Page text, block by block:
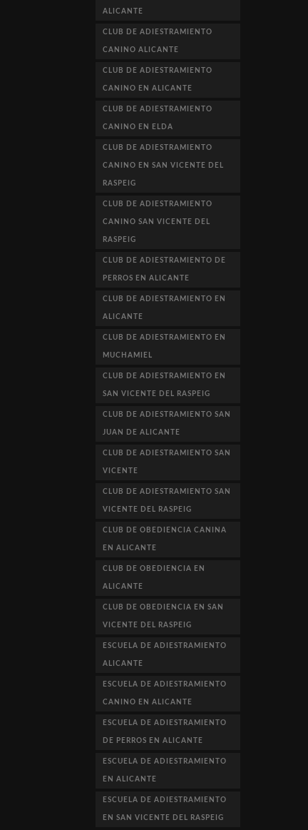
ALICANTE
CLUB DE ADIESTRAMIENTO
CANINO ALICANTE
CLUB DE ADIESTRAMIENTO
CANINO EN ALICANTE
CLUB DE ADIESTRAMIENTO
CANINO EN ELDA
CLUB DE ADIESTRAMIENTO
CANINO EN SAN VICENTE DEL
RASPEIG
CLUB DE ADIESTRAMIENTO
CANINO SAN VICENTE DEL
RASPEIG
CLUB DE ADIESTRAMIENTO DE
PERROS EN ALICANTE
CLUB DE ADIESTRAMIENTO EN
ALICANTE
CLUB DE ADIESTRAMIENTO EN
MUCHAMIEL
CLUB DE ADIESTRAMIENTO EN
SAN VICENTE DEL RASPEIG
CLUB DE ADIESTRAMIENTO SAN
JUAN DE ALICANTE
CLUB DE ADIESTRAMIENTO SAN
VICENTE
CLUB DE ADIESTRAMIENTO SAN
VICENTE DEL RASPEIG
CLUB DE OBEDIENCIA CANINA
EN ALICANTE
CLUB DE OBEDIENCIA EN
ALICANTE
CLUB DE OBEDIENCIA EN SAN
VICENTE DEL RASPEIG
ESCUELA DE ADIESTRAMIENTO
ALICANTE
ESCUELA DE ADIESTRAMIENTO
CANINO EN ALICANTE
ESCUELA DE ADIESTRAMIENTO
DE PERROS EN ALICANTE
ESCUELA DE ADIESTRAMIENTO
EN ALICANTE
ESCUELA DE ADIESTRAMIENTO
EN SAN VICENTE DEL RASPEIG